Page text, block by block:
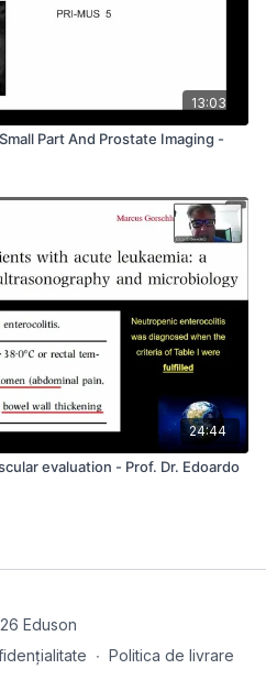
13:03
Part And Prostate Imaging -
24:44
evaluation - Prof. Dr. Edoardo
Eduson
∙ Politica de livrare